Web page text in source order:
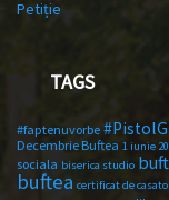
Petiție
TAGS
#faptenuvorbe
Decembrie Buftea 1 iunie
sociala biserica studio
buftea certificat de